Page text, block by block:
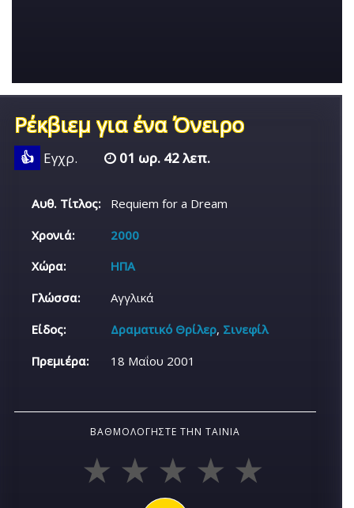
Ρέκβιεμ για ένα Όνειρο
👍 Εγχρ. 01 ωρ. 42 λεπ.
Αυθ. Τίτλος:
Requiem for a Dream
Χρονιά:
2000
Χώρα:
ΗΠΑ
Γλώσσα:
Αγγλικά
Είδος:
Δραματικό Θρίλερ, Σινεφίλ
Πρεμιέρα:
18 Μαΐου 2001
ΒΑΘΜΟΛΟΓΉΣΤΕ ΤΗΝ ΤΑΙΝΊΑ